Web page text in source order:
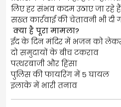
लिए हर संभव कदम उठाए जा रहे
सख्त कार्रवाई की चेतावनी भी दी
क्या है पूरा मामला?
ईद के दिन मंदिर में भजन को
दो समुदायों के बीच टकराव
पत्थरबाजी और हिंसा
पुलिस की फायरिंग में 5 घायल
इलाके में भारी तनाव